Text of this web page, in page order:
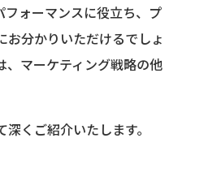
ォーマンスに役立ち、プ
分かりいただけるでしょ
、マーケティング戦略の他
くご紹介いたします。